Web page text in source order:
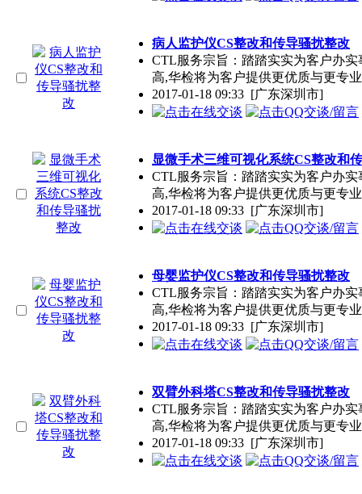
病人监护仪CS整改和传导骚扰整改
CTL服务宗旨：踏踏实实为客户办
高,华检将为客户提供更优质与更专
2017-01-18 09:33 [广东深圳市]
显微手术三维可视化系统CS整改和
CTL服务宗旨：踏踏实实为客户办
高,华检将为客户提供更优质与更专
2017-01-18 09:33 [广东深圳市]
母婴监护仪CS整改和传导骚扰整改
CTL服务宗旨：踏踏实实为客户办
高,华检将为客户提供更优质与更专
2017-01-18 09:33 [广东深圳市]
双臂外科塔CS整改和传导骚扰整改
CTL服务宗旨：踏踏实实为客户办
高,华检将为客户提供更优质与更专
2017-01-18 09:33 [广东深圳市]